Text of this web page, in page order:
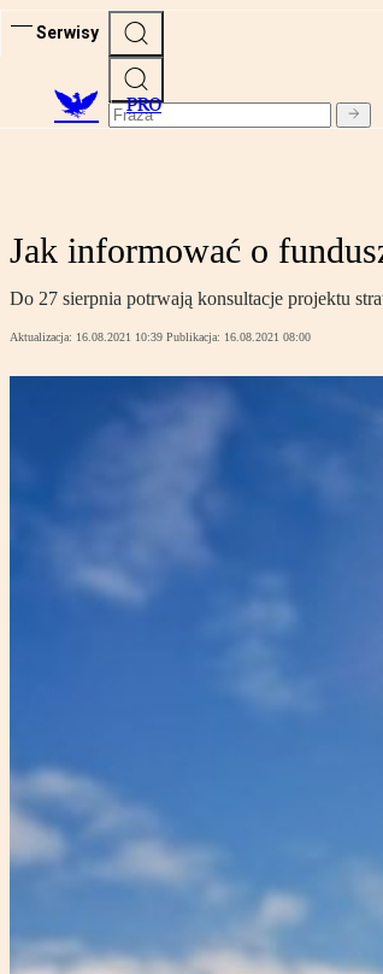
Serwisy
PRO
Jak informować o
Do 27 sierpnia potrwają konsultacje projektu
Aktualizacja: 16.08.2021 10:39 Publikacja: 16.08.2021 08:00